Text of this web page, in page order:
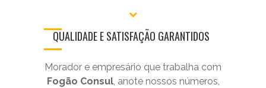
QUALIDADE E SATISFAÇÃO GARANTIDOS
Morador e empresário que trabalha com
Fogão Consul, anote nossos números,